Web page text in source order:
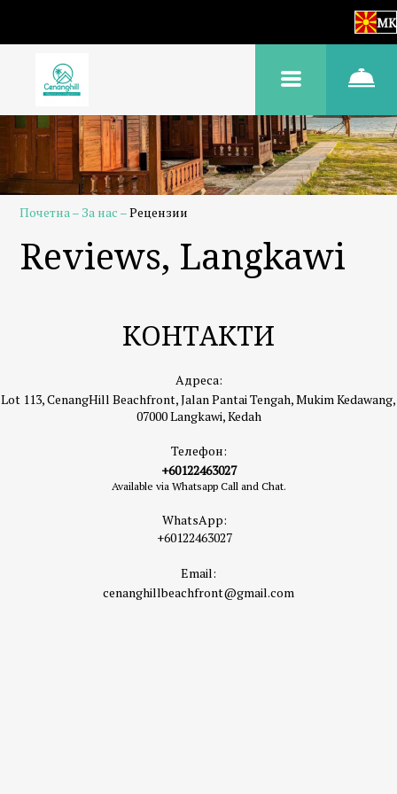
MK
Почетна– За нас –Рецензии
Reviews, Langkawi
КОНТАКТИ
Адреса:
Lot 113, CenangHill Beachfront, Jalan Pantai Tengah, Mukim Kedawang,
07000 Langkawi, Kedah
Телефон:
+60122463027
Available via Whatsapp Call and Chat.
WhatsApp:
+60122463027
Email:
cenanghillbeachfront@gmail.com